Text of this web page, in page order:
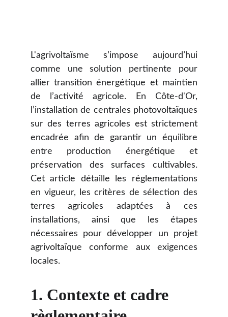
L'agrivoltaïsme s’impose aujourd’hui
comme une solution pertinente pour
allier transition énergétique et maintien
de l’activité agricole. En Côte-d'Or,
l’installation de centrales photovoltaïques
sur des terres agricoles est strictement
encadrée afin de garantir un équilibre
entre production énergétique et
préservation des surfaces cultivables.
Cet article détaille les réglementations
en vigueur, les critères de sélection des
terres agricoles adaptées à ces
installations, ainsi que les étapes
nécessaires pour développer un projet
agrivoltaïque conforme aux exigences
locales.
1. Contexte et cadre